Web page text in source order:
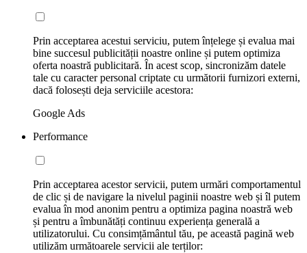
Prin acceptarea acestui serviciu, putem înțelege și evalua mai
bine succesul publicității noastre online și putem optimiza
oferta noastră publicitară. În acest scop, sincronizăm datele
tale cu caracter personal criptate cu următorii furnizori externi,
dacă folosești deja serviciile acestora:
Google Ads
Performance
Prin acceptarea acestor servicii, putem urmări comportamentul
de clic și de navigare la nivelul paginii noastre web și îl putem
evalua în mod anonim pentru a optimiza pagina noastră web
și pentru a îmbunătăți continuu experiența generală a
utilizatorului. Cu consimțământul tău, pe această pagină web
utilizăm următoarele servicii ale terților: